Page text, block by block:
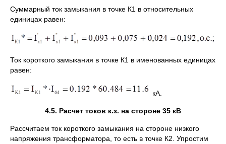
Суммарный ток замыкания в точке К1 в относительных
единицах равен:
Ток короткого замыкания в точке К1 в именованных единицах
равен:
кА.
4.5. Расчет токов к.з. на стороне 35 кВ
Рассчитаем ток короткого замыкания на стороне низкого
напряжения трансформатора, то есть в точке К2. Упростим